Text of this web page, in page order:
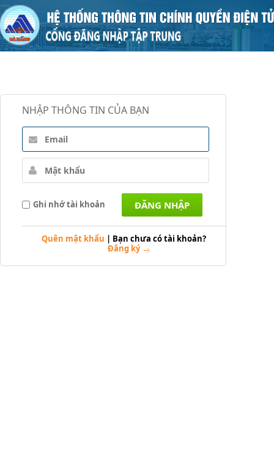
NHẬP THÔNG TIN CỦA BẠN
Ghi nhớ tài khoản
Quên mật khẩu | Bạn chưa có tài khoản?
Đăng ký